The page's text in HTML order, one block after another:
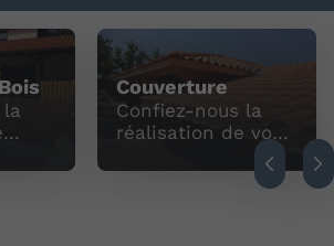
Couverture
Confiez-nous la
réalisation de vos
couverture.